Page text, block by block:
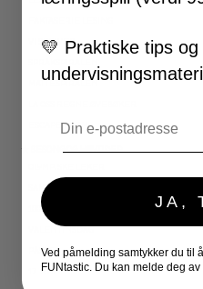
VI SKRIVER
MATTESPIRALEN
ESCAPE ROOM
SAMEFOLKET
100 SKOLEDAGER
VALENTINSDAG
PÅSKE
17. MAI
💛 Praktiske tips
JA,
Ved påmelding samtykker du til
FUNtastic. Du kan melde deg